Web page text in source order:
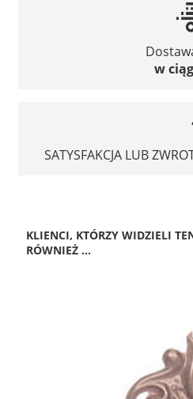
w
SATYSFAKCJA LUB
KLIENCI, KTÓRZY WIDZIELI
RÓWNIEŻ ...